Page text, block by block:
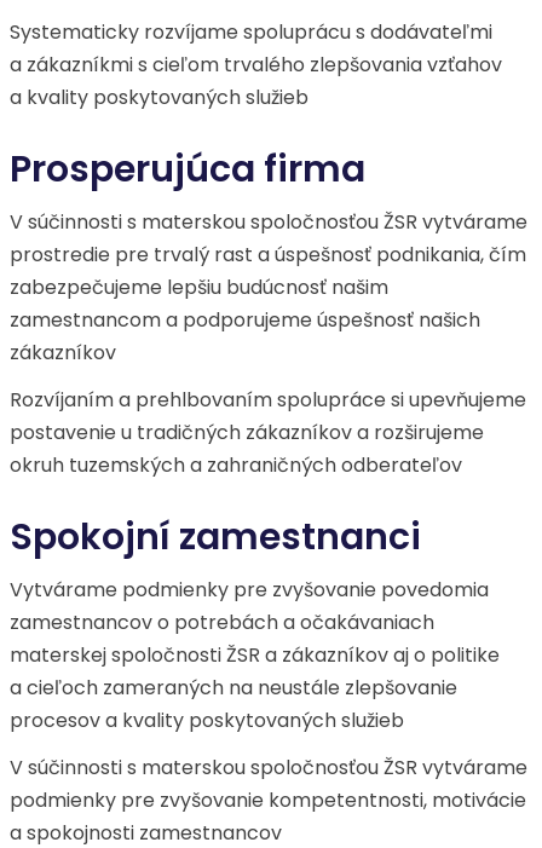
Systematicky rozvíjame spoluprácu s dodávateľmi
a zákazníkmi s cieľom trvalého zlepšovania vzťahov
a kvality poskytovaných služieb
Prosperujúca firma
V súčinnosti s materskou spoločnosťou ŽSR vytvárame
prostredie pre trvalý rast a úspešnosť podnikania, čím
zabezpečujeme lepšiu budúcnosť našim
zamestnancom a podporujeme úspešnosť našich
zákazníkov
Rozvíjaním a prehlbovaním spolupráce si upevňujeme
postavenie u tradičných zákazníkov a rozširujeme
okruh tuzemských a zahraničných odberateľov
Spokojní zamestnanci
Vytvárame podmienky pre zvyšovanie povedomia
zamestnancov o potrebách a očakávaniach
materskej spoločnosti ŽSR a zákazníkov aj o politike
a cieľoch zameraných na neustále zlepšovanie
procesov a kvality poskytovaných služieb
V súčinnosti s materskou spoločnosťou ŽSR vytvárame
podmienky pre zvyšovanie kompetentnosti, motivácie
a spokojnosti zamestnancov